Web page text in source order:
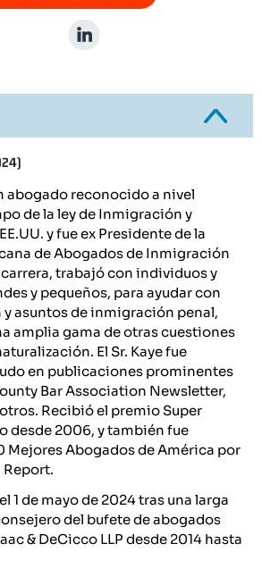
abogado reconocido a nivel
de la ley de Inmigración y
y fue ex Presidente de la
de Abogados de Inmigración
carrera, trabajó con individuos y
y pequeños, para ayudar con
asuntos de inmigración penal,
amplia gama de otras cuestiones
El Sr. Kaye fue
en publicaciones prominentes
Bar Association Newsletter,
Recibió el premio Super
desde 2006, y también fue
Mejores Abogados de América por
Report.
1 de mayo de 2024 tras una larga
del bufete de abogados
& DeCicco LLP desde 2014 hasta